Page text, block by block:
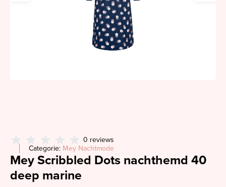
0 reviews
Categorie: Mey Nachtmode
Mey Scribbled Dots nachthemd 40
deep marine